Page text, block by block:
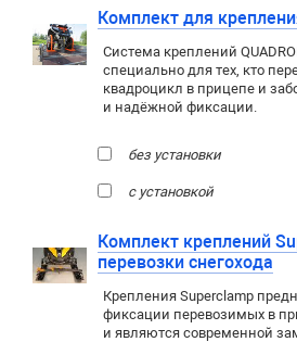
Комплект для
Система креплений
специально для тех, кто
квадроцикл в прицепе и
и надёжной фиксации.
без установки
с установкой
Комплект креплений
перевозки снегохода
Крепления Superclamp
фиксации перевозимых в
и являются современной